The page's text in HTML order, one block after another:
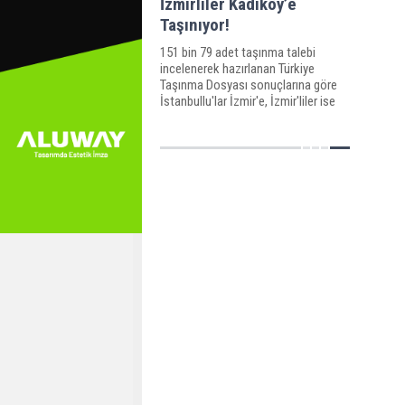
İzmirliler Kadıköy’e
Taşınıyor!
151 bin 79 adet taşınma talebi
incelenerek hazırlanan Türkiye
Taşınma Dosyası sonuçlarına göre
İstanbullu'lar İzmir'e, İzmir'liler ise